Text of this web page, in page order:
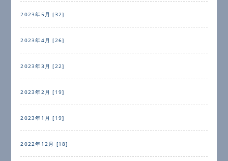
2023年5月 [32]
2023年4月 [26]
2023年3月 [22]
2023年2月 [19]
2023年1月 [19]
2022年12月 [18]